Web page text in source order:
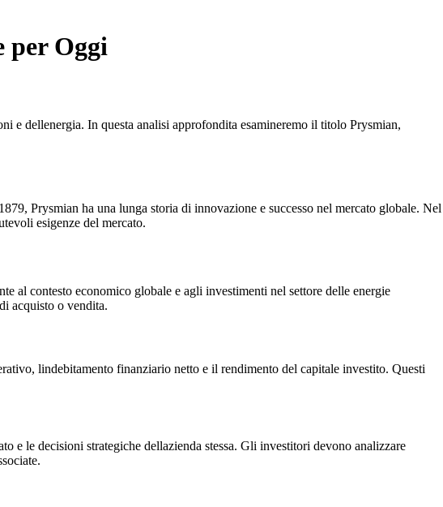
per Oggi
e dellenergia. In questa analisi approfondita esamineremo il titolo Prysmian,
Prysmian ha una lunga storia di innovazione e successo nel mercato globale. Nel
esigenze del mercato.
al contesto economico globale e agli investimenti nel settore delle energie
acquisto o vendita.
lindebitamento finanziario netto e il rendimento del capitale investito. Questi
e le decisioni strategiche dellazienda stessa. Gli investitori devono analizzare